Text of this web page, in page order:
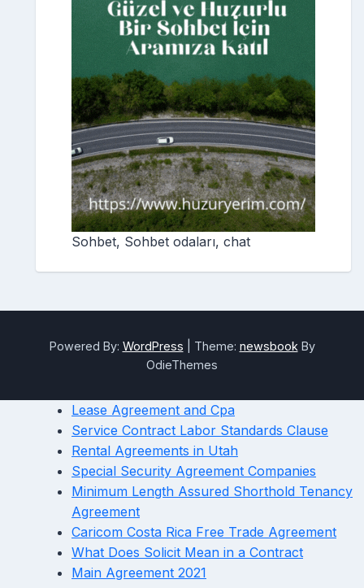
Sohbet, Sohbet odaları, chat
Powered By: WordPress Theme: newsbook By
OdieThemes
Lease Agreement and Cpa
Service Contract Labor Standards Clause
Rental Agreements in Utah
Special Security Agreement Companies
Minimum Length Assured Shorthold Tenancy
Agreement
Caricom Costa Rica Free Trade Agreement
What Does Solicit Mean in a Contract
Main Agreement 2021